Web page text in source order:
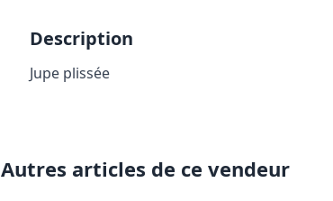
Description
Jupe plissée
Autres articles de ce vendeur